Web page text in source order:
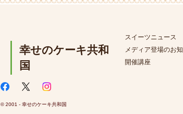
幸せのケーキ共和
国
スイーツニュース
メディア登場のお
開催講座
© 2001 - 幸せのケーキ共和国